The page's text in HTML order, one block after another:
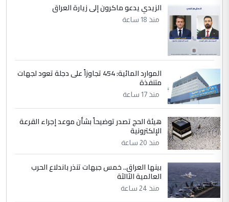
الزيدي يدعو ماكرون إلى زيارة العراق
منذ 18 ساعة
الموارد المائية: 454 تجاوزاً على دجلة تعود لجهات
متنفذة
منذ 17 ساعة
هيئة الحج تصدر توضيحاً بشأن موعد إجراء القرعة
الإلكترونية
منذ 20 ساعة
بينها العراق.. خمس جبهات تنذر باندلاع الحرب
العالمية الثالثة
منذ 24 ساعة